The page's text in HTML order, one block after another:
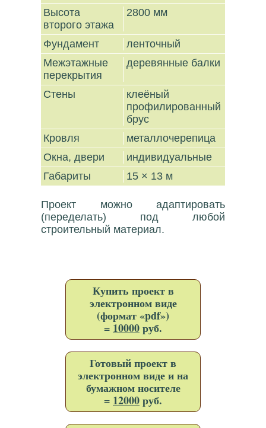
Высота
второго этажа
2800 мм
Фундамент
ленточный
Межэтажные
перекрытия
деревянные балки
Стены
клеёный
профилированный
брус
Кровля
металлочерепица
Окна, двери
индивидуальные
Габариты
15 × 13 м
Проект можно адаптировать
(переделать) под любой
строительный материал.
Купить проект в
электронном виде
(формат «pdf»)
= 10000руб.
Готовый проект в
электронном виде и на
бумажном носителе
= 12000руб.